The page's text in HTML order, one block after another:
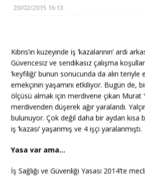
20/02/2015 16:13
Kıbrıs’ın kuzeyinde iş ‘kazalarının’ ardı
Güvencesiz ve sendikasız çalışma
‘keyfiliği’ bunun sonucunda da alın teriyle
emekçinin yaşamını etkiliyor. Bugün de,
ölçüsü almak için merdivene çıkan Murat
merdivenden düşerek ağır yaralandı.
bulunuyor. Çok değil daha bir aydan kısa
iş ‘kazası’ yaşanmış ve 4 işçi yaralanmıştı.
Yasa var ama…
İş Sağlığı ve Güvenliği Yasası 2014’te